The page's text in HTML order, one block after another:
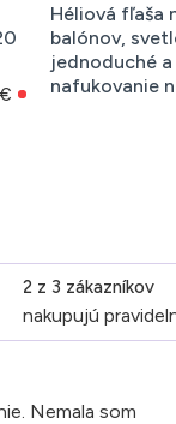
Héliová fľaša
balónov,
jednoduché
nafukovanie
2 z 3 zákazníkov
nakupujú
Nemala som